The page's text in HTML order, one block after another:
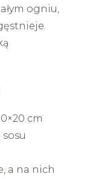
ogniu,
cm
a na nich